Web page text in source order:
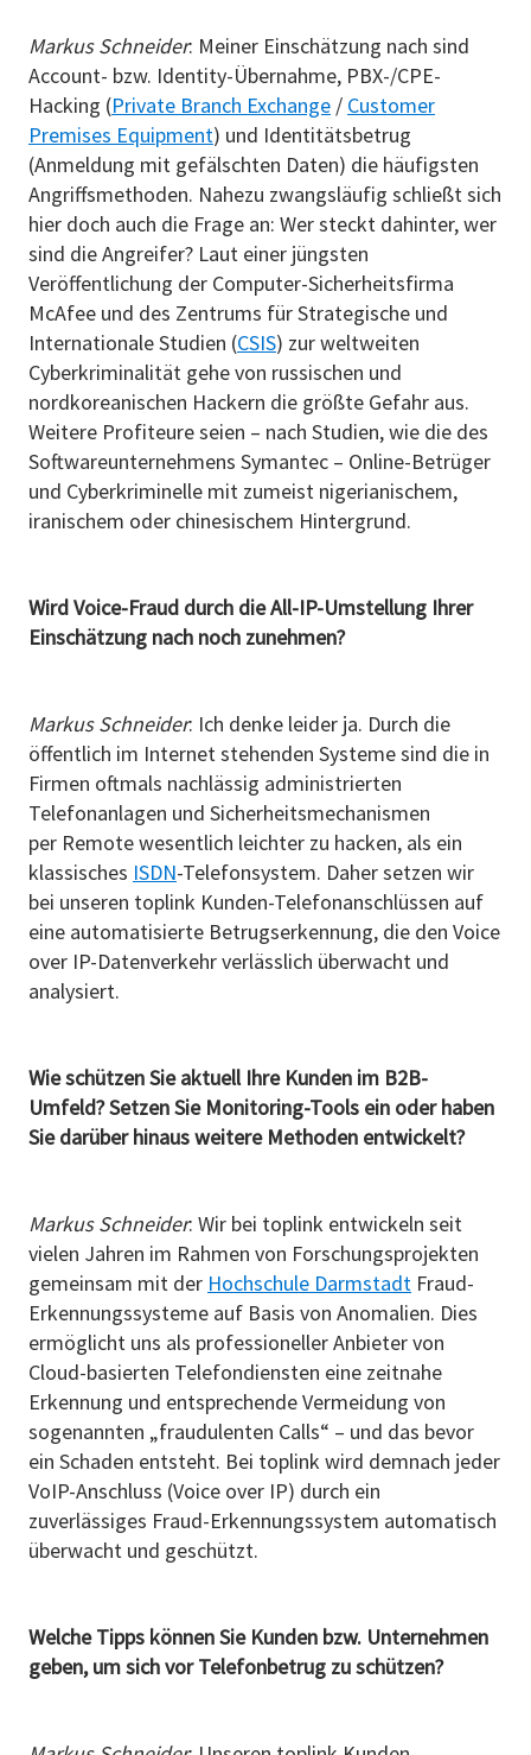
Markus Schneider: Meiner Einschätzung nach sind
Account- bzw. Identity-Übernahme, PBX-/CPE-
Hacking (Private Branch Exchange / Customer
Premises Equipment) und Identitätsbetrug
(Anmeldung mit gefälschten Daten) die häufigsten
Angriffsmethoden. Nahezu zwangsläufig schließt sich
hier doch auch die Frage an: Wer steckt dahinter, wer
sind die Angreifer? Laut einer jüngsten
Veröffentlichung der Computer-Sicherheitsfirma
McAfee und des Zentrums für Strategische und
Internationale Studien (CSIS) zur weltweiten
Cyberkriminalität gehe von russischen und
nordkoreanischen Hackern die größte Gefahr aus.
Weitere Profiteure seien – nach Studien, wie die des
Softwareunternehmens Symantec – Online-Betrüger
und Cyberkriminelle mit zumeist nigerianischem,
iranischem oder chinesischem Hintergrund.
Wird Voice-Fraud durch die All-IP-Umstellung Ihrer
Einschätzung nach noch zunehmen?
Markus Schneider: Ich denke leider ja. Durch die
öffentlich im Internet stehenden Systeme sind die in
Firmen oftmals nachlässig administrierten
Telefonanlagen und Sicherheitsmechanismen
per Remote wesentlich leichter zu hacken, als ein
klassisches ISDN-Telefonsystem. Daher setzen wir
bei unseren toplink Kunden-Telefonanschlüssen auf
eine automatisierte Betrugserkennung, die den Voice
over IP-Datenverkehr verlässlich überwacht und
analysiert.
Wie schützen Sie aktuell Ihre Kunden im B2B-
Umfeld? Setzen Sie Monitoring-Tools ein oder haben
Sie darüber hinaus weitere Methoden entwickelt?
Markus Schneider: Wir bei toplink entwickeln seit
vielen Jahren im Rahmen von Forschungsprojekten
gemeinsam mit der Hochschule Darmstadt Fraud-
Erkennungssysteme auf Basis von Anomalien. Dies
ermöglicht uns als professioneller Anbieter von
Cloud-basierten Telefondiensten eine zeitnahe
Erkennung und entsprechende Vermeidung von
sogenannten „fraudulenten Calls“ – und das bevor
ein Schaden entsteht. Bei toplink wird demnach jeder
VoIP-Anschluss (Voice over IP) durch ein
zuverlässiges Fraud-Erkennungssystem automatisch
überwacht und geschützt.
Welche Tipps können Sie Kunden bzw. Unternehmen
geben, um sich vor Telefonbetrug zu schützen?